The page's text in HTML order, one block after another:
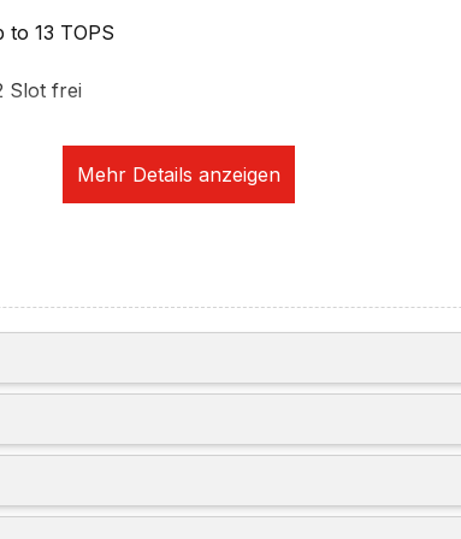
13 TOPS
Slot frei
SSD Opal 2.0
500nits Anti-glare, 1200:1, 100% sRGB, 60Hz,
X-Rite Factory Color Calibration, Low
Generation, 12GB GDDR7 ECC, Discrete
display:
3840x2160@240Hz or 7680x4320@60Hz